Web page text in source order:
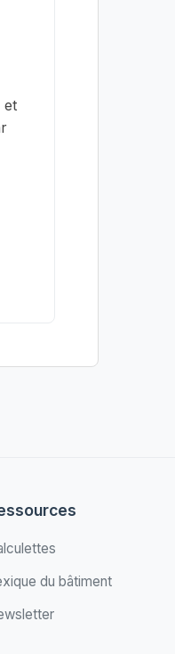
et
du bâtiment